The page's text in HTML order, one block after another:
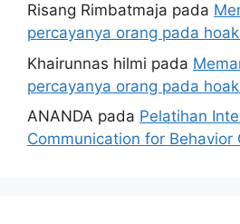
Risang Rimbatmaja pada
percayanya orang pada
Khairunnas hilmi pada
percayanya orang pada
ANANDA pada Pelatihan
Communication for Behavior